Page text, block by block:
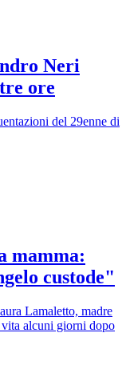
Neri
ore
del 29enne di
mamma:
custode"
Lamaletto, madre
alcuni giorni dopo